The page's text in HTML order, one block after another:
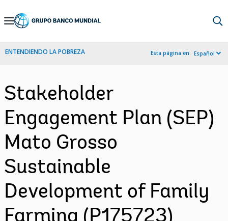
Skip
Navigation
ENTENDIENDO LA POBREZA Esta página en: Español
Stakeholder
Engagement Plan (SEP)
Mato Grosso
Sustainable
Development of Family
Farming (P175723)